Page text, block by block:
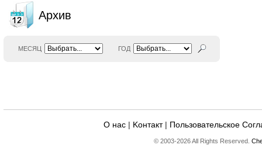
Архив
МЕСЯЦ ГОД
О нас | Kонтакт| Пользовательское
© 2003-2026 All Rights Reserved.